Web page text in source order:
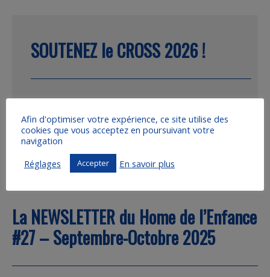
SOUTENEZ le CROSS 2026 !
LIRE PLUS
La NEWSLETTER du Home de l’Enfance
#27 – Septembre-Octobre 2025
Afin d'optimiser votre expérience, ce site utilise des
cookies que vous acceptez en poursuivant votre
navigation
Réglages
Accepter En savoir plus